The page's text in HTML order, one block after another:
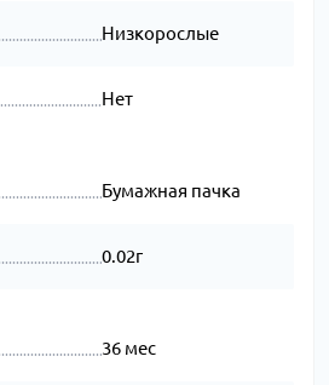
Низкорослые
Нет
Бумажная пачка
0.02г
36 мес